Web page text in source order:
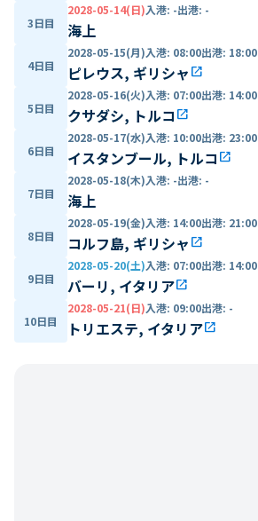
3日目
2028-05-14(日)入港: -出港: -
海上
4日目
2028-05-15(月)入港: 08:00出港: 18:00
ピレウス, ギリシャ open_in_new
5日目
2028-05-16(火)入港: 07:00出港: 14:00
クサダシ, トルコ open_in_new
6日目
2028-05-17(水)入港: 10:00出港: 23:00
イスタンブール, トルコ open_in_new
7日目
2028-05-18(木)入港: -出港: -
海上
8日目
2028-05-19(金)入港: 14:00出港: 21:00
コルフ島, ギリシャ open_in_new
9日目
2028-05-20(土)入港: 07:00出港: 14:00
バーリ, イタリアopen_in_new
10日目
2028-05-21(日)入港: 09:00出港: -
トリエステ, イタリアopen_in_new